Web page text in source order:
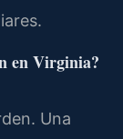
en Virginia?
Una